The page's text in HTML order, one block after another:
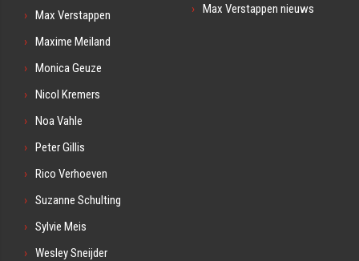
Max Verstappen
Maxime Meiland
Monica Geuze
Nicol Kremers
Noa Vahle
Peter Gillis
Rico Verhoeven
Suzanne Schulting
Sylvie Meis
Wesley Sneijder
Max Verstappen nieuws